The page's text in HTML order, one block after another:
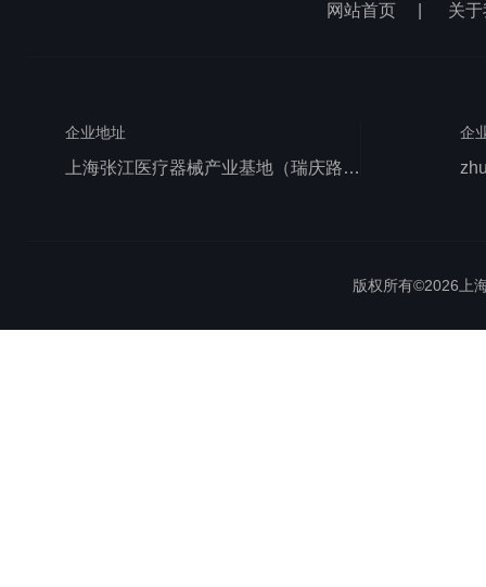
网站首页 关
企业地址
上海张江医疗器械产业基地（瑞庆路528号）
企
版权所有©2026